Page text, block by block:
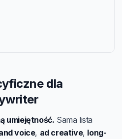
dla
umiejętność. Sama lista
voice, ad creative, long-